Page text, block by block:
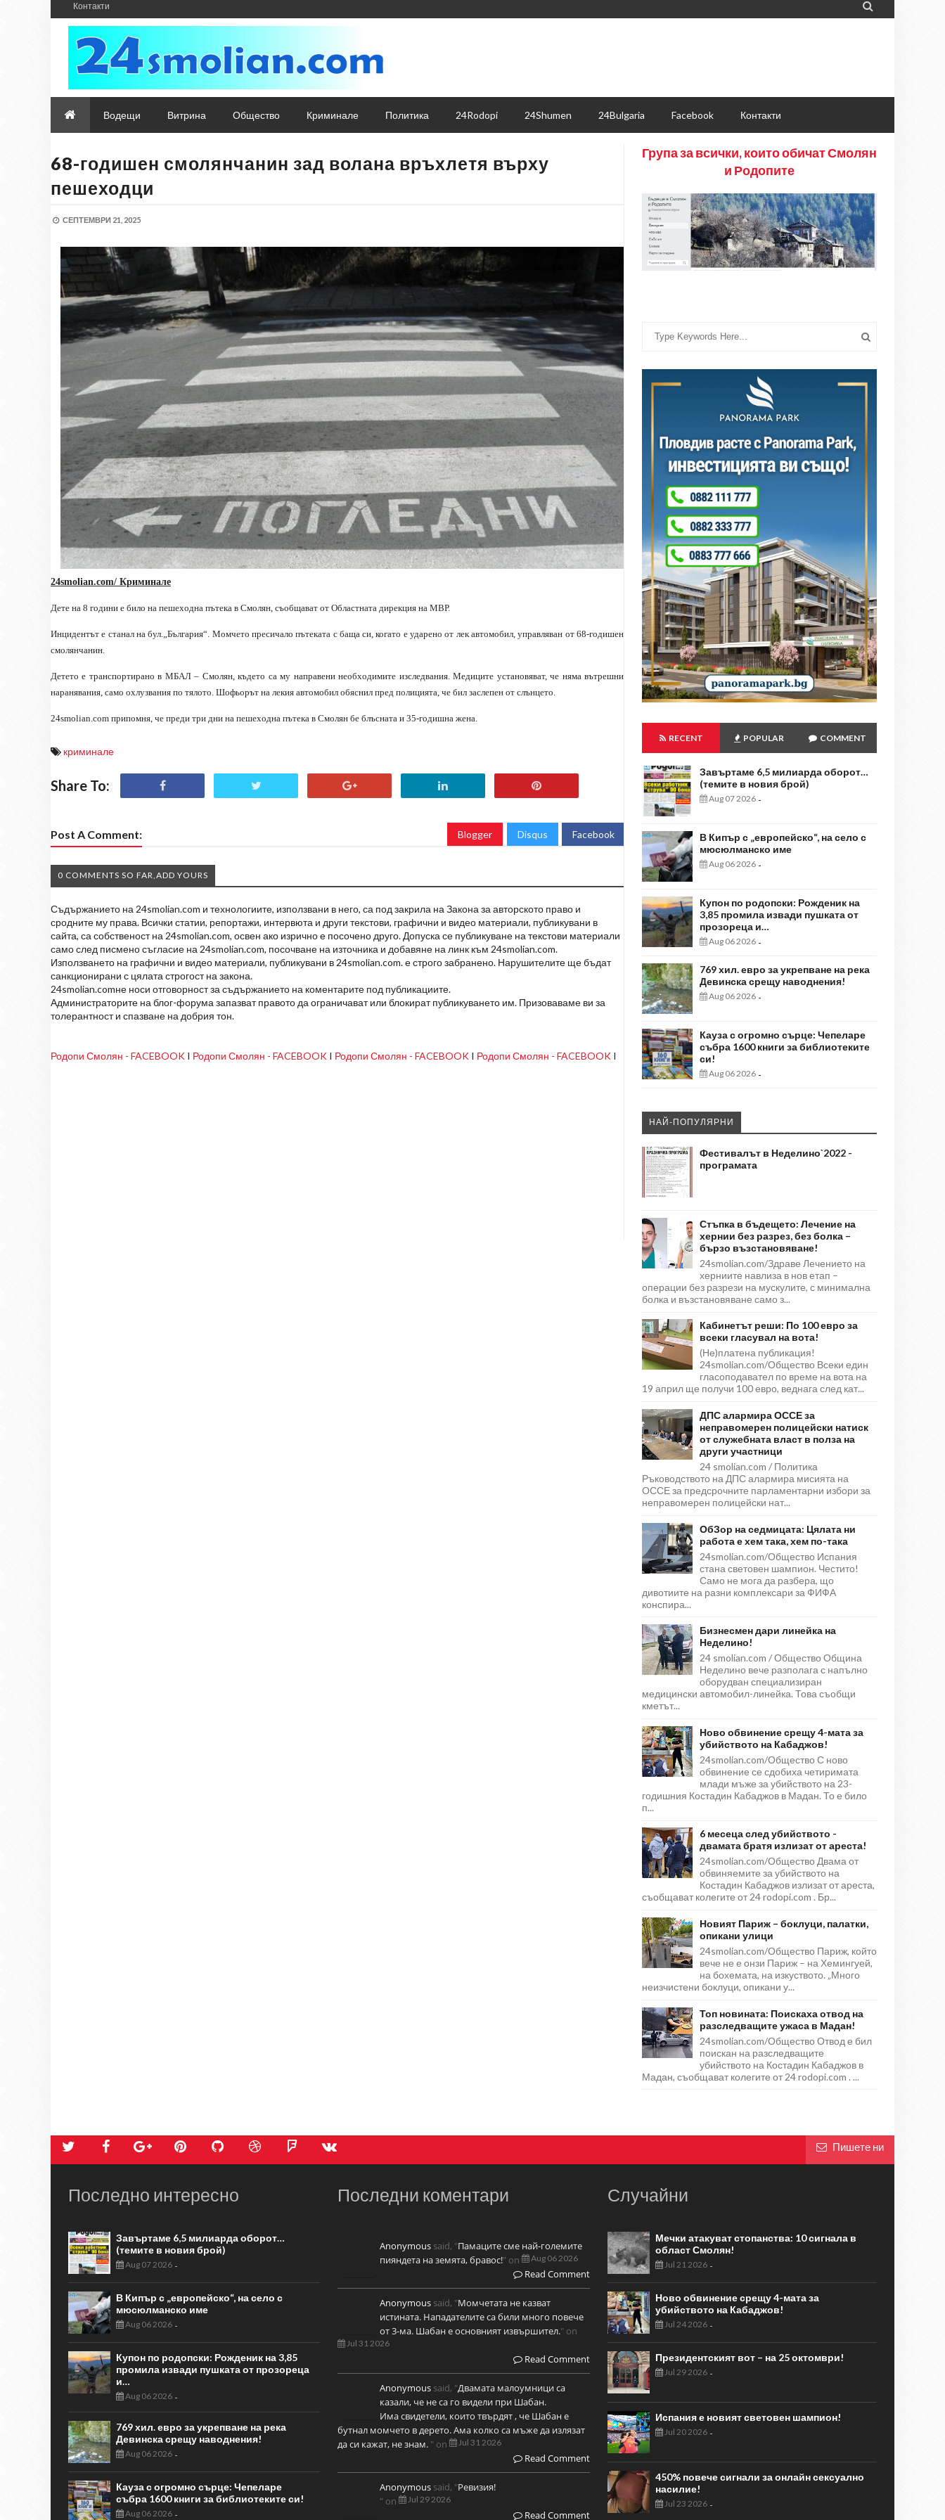
Контакти 
Водещи Витрина Общество Криминале Политика 24Rodopi 24Shumen 24Bulgaria Facebook Контакти
68-годишен смолянчанин зад волана връхлетя върху
пешеходци
СЕПТЕМВРИ 21, 2025
24smolian.com/ Криминале
Дете на 8 години е било на пешеходна пътека в Смолян, съобщават от Областната дирекция на МВР.
Инцидентът е станал на бул.„България“. Момчето пресичало пътеката с баща си, когато е ударено от лек автомобил, управляван от 68-годишен
смолянчанин.
Детето е транспортирано в МБАЛ – Смолян, където са му направени необходимите изследвания. Медиците установяват, че няма вътрешни
наранявания, само охлузвания по тялото. Шофьорът на лекия автомобил обяснил пред полицията, че бил заслепен от слънцето.
24smolian.com припомня, че преди три дни на пешеходна пътека в Смолян бе блъсната и 35-годишна жена.
криминале
Share To:
Post A Comment: Blogger Disqus Facebook
0 COMMENTS SO FAR,ADD YOURS
Съдържанието на 24smolian.com и технологиите, използвани в него, са под закрила на Закона за авторското право и
сродните му права. Всички статии, репортажи, интервюта и други текстови, графични и видео материали, публикувани в
сайта, са собственост на 24smolian.com, освен ако изрично е посочено друго. Допуска се публикуване на текстови материали
само след писмено съгласие на 24smolian.com, посочване на източника и добавяне на линк към 24smolian.com.
Използването на графични и видео материали, публикувани в 24smolian.com. е строго забранено. Нарушителите ще бъдат
санкционирани с цялата строгост на закона.
24smolian.comне носи отговорност за съдържанието на коментарите под публикациите.
Администраторите на блог-форума запазват правото да ограничават или блокират публикуването им. Призоваваме ви за
толерантност и спазване на добрия тон.
Родопи Смолян - FACEBOOK I Родопи Смолян - FACEBOOK I Родопи Смолян - FACEBOOK I Родопи Смолян - FACEBOOK I
Група за всички, които обичат Смолян
и Родопите
RECENT POPULAR COMMENT
Завъртаме 6,5 милиарда оборот…
(темите в новия брой)
Aug 07 2026 -
В Кипър с „европейско“, на село с
мюсюлманско име
Aug 06 2026 -
Купон по родопски: Рожденик на
3,85 промила извади пушката от
прозореца и…
Aug 06 2026 -
769 хил. евро за укрепване на река
Девинска срещу наводнения!
Aug 06 2026 -
Кауза с огромно сърце: Чепеларе
събра 1600 книги за библиотеките
си!
Aug 06 2026 -
НАЙ-ПОПУЛЯРНИ
Фестивалът в Неделино`2022 -
програмата
Стъпка в бъдещето: Лечение на
хернии без разрез, без болка –
бързо възстановяване!
24smolian.com/Здраве Лечението на
херниите навлиза в нов етап –
операции без разрези на мускулите, с минимална
болка и възстановяване само з...
Кабинетът реши: По 100 евро за
всеки гласувал на вота!
(Не)платена публикация!
24smolian.com/Общество Всеки един
гласоподавател по време на вота на
19 април ще получи 100 евро, веднага след кат...
ДПС алармира ОССЕ за
неправомерен полицейски натиск
от служебната власт в полза на
други участници
24 smolian.com / Политика
Ръководството на ДПС алармира мисията на
ОССЕ за предсрочните парламентарни избори за
неправомерен полицейски нат...
ОбЗор на седмицата: Цялата ни
работа е хем така, хем по-така
24smolian.com/Общество Испания
стана световен шампион. Честито!
Само не мога да разбера, що
дивотиите на разни комплексари за ФИФА
конспира...
Бизнесмен дари линейка на
Неделино!
24 smolian.com / Общество Община
Неделино вече разполага с напълно
оборудван специализиран
медицински автомобил-линейка. Това съобщи
кметът...
Ново обвинение срещу 4-мата за
убийството на Кабаджов!
24smolian.com/Общество С ново
обвинение се сдобиха четиримата
млади мъже за убийството на 23-
годишния Костадин Кабаджов в Мадан. То е било
п...
6 месеца след убийството -
двамата братя излизат от ареста!
24smolian.com/Общество Двама от
обвиняемите за убийството на
Костадин Кабаджов излизат от ареста,
съобщават колегите от 24 rodopi.com . Бр...
Новият Париж – боклуци, палатки,
опикани улици
24smolian.com/Общество Париж, който
вече не е онзи Париж – на Хемингуей,
на бохемата, на изкуството. „Много
неизчистени боклуци, опикани у...
Топ новината: Поискаха отвод на
разследващите ужаса в Мадан!
24smolian.com/Общество Отвод е бил
поискан на разследващите
убийството на Костадин Кабаджов в
Мадан, съобщават колегите от 24 rodopi.com . ...
Пишете ни
Последно интересно
Завъртаме 6,5 милиарда оборот…
(темите в новия брой)
Aug 07 2026 -
В Кипър с „европейско“, на село с
мюсюлманско име
Aug 06 2026 -
Купон по родопски: Рожденик на 3,85
промила извади пушката от прозореца
и…
Aug 06 2026 -
769 хил. евро за укрепване на река
Девинска срещу наводнения!
Aug 06 2026 -
Кауза с огромно сърце: Чепеларе
събра 1600 книги за библиотеките си!
Aug 06 2026 -
Последни коментари
Anonymous said, "Памаците сме най-големите
пияндета на земята, бравос!" on Aug 06 2026
Read Comment
Anonymous said, "Момчетата не казват
истината. Нападателите са били много повече
от 3-ма. Шабан е основният извършител." on
Jul 31 2026
Read Comment
Anonymous said, "Двамата малоумници са
казали, че не са го видели при Шабан.
Има свидетели, които твърдят , че Шабан е
бутнал момчето в дерето. Ама колко са мъже да излязат
да си кажат, не знам. " on Jul 31 2026
Read Comment
Anonymous said, "Ревизия!
" on
Jul 29 2026
Read Comment
Случайни
Мечки атакуват стопанства: 10 сигнала в
област Смолян!
Jul 21 2026-
Ново обвинение срещу 4-мата за
убийството на Кабаджов!
Jul 24 2026-
Президентският вот – на 25 октомври!
Jul 29 2026-
Испания е новият световен шампион!
Jul 20 2026-
450% повече сигнали за онлайн сексуално
насилие!
Jul 23 2026-